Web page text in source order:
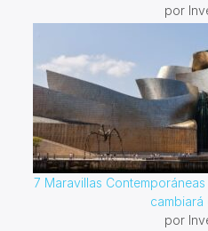
por
7 Maravillas
cambiará
por